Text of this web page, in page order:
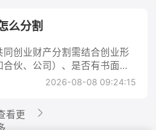
的具体约定、双方签字及日
议合法性：重点检查协议是否
失公平”（如一方受胁迫放弃
、“逃避债务”（如恶意转移财
导致协议无效。 解决方法： 1.
婚（首选）：双方就无共同财
不参与分割。若老板在婚姻中
移、隐匿财产等行为，另一方
其少分或不分财产。 3. 公司财
场景下的财产分割：需严格区
个人财产”与“公司财产”。公司
立法人，其财产（如厂房、设
股东）仅享有股权。若公司清
产需先清偿职工工资、社保、
证据证明自己的出资或贡献。
的房产贷款，转账记录、还款
可作为证明共同财产的关键证
无法证明，则该财产可能被认
记方的个人财产。 行动建议：
有财产（房产、存款、车辆、
并非财产分割协议生效的“必
。即使不公证，只要协议是各
不损害他人利益、不规避法定
，协议自签字时就成立生效。
公证能大大降低后续争议风
况下，公证的“防反悔”作用尤
。你可能想知道：“如果有人在
一方不同意支付相关医疗费
，必须符合上述两种法定情形
否则法院将不予支持。 此外，
夫妻共同财产的范围。根据
典》第1062条，夫妻在婚姻关
生产、经营、投资的收益，知
属（若有子女）、是否存在过
归属或折价补偿。 法律解析：
同财产与个人财产的区分是财
的前提。根据法律规定，夫妻
夫妻共同财产：工资、奖金、
酬；生产、经营、投资的收
的工资收入，则属于夫妻共同
离婚时需参与分割。 很多朋友
“婚后取得”与“共同财产”的概
为只要是婚后获得的财产都要
共同财产和个人财产有明确界
财产实际情况等因素，并非简
议离婚时仅关注子女抚养问
隐瞒夫妻共同财产，离婚后另
发现；也可能是离婚时对某些
性质（如是否为共同财产）存
财产未分割会成为遗留问题，
过法律途径解决。 举个例子：
存款、股权等常见财产类型的
则，优先通过协商解决，协商
通过调解或诉讼维权，必要时
财产保全防止对方转移财产。
婚怎么分割财产 离婚财产分割
纠纷中的核心问题之一，直接
市，离婚财产分割适用全国统
民法典》及相关司法解释，但
么分割
同创业财产分割需结合创业形
合伙、公司）、是否有书面协
资比例及实际贡献等因素综合
若无协议，通常按法律规定的
与个人财产，优先协商，协商
2026-08-08 09:24:15
看更